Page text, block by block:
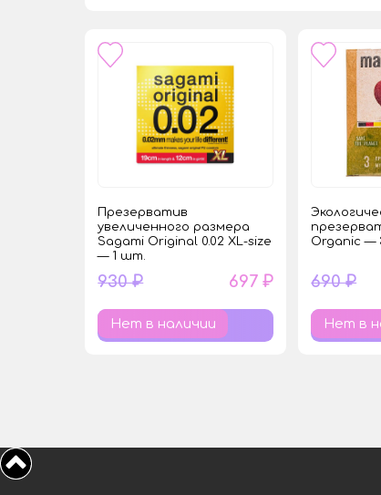
Презерватив
увеличенного размера
Sagami Original 0.02 XL-size
— 1 шт.
930 ₽ 697 ₽
Нет в наличии
Organic —
690 ₽
Нет в